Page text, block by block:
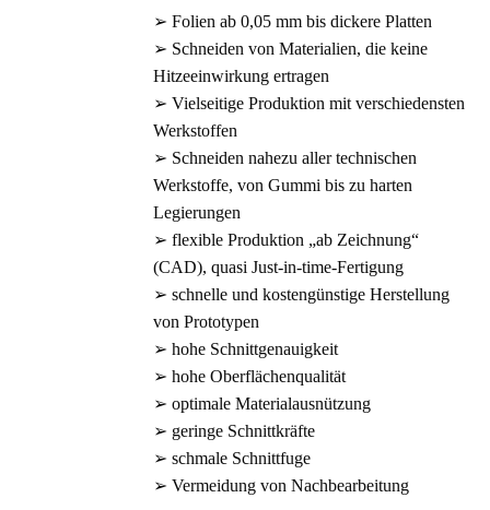
➢ Folien ab 0,05 mm bis dickere Platten
➢ Schneiden von Materialien, die keine
Hitzeeinwirkung ertragen
➢ Vielseitige Produktion mit verschiedensten
Werkstoffen
➢ Schneiden nahezu aller technischen
Werkstoffe, von Gummi bis zu harten
Legierungen
➢ flexible Produktion „ab Zeichnung“
(CAD), quasi Just-in-time-Fertigung
➢ schnelle und kostengünstige Herstellung
von Prototypen
➢ hohe Schnittgenauigkeit
➢ hohe Oberflächenqualität
➢ optimale Materialausnützung
➢ geringe Schnittkräfte
➢ schmale Schnittfuge
➢ Vermeidung von Nachbearbeitung